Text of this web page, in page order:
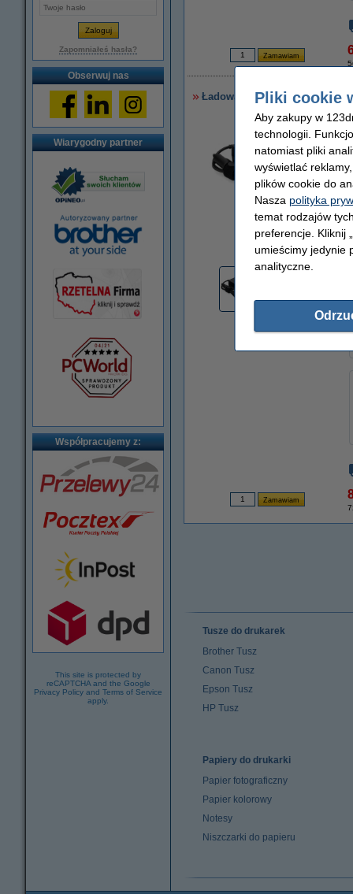
Zapomniałeś hasła?
Obserwuj nas
Wiarygodny partner
Współpracujemy z:
This site is protected by
reCAPTCHA and the Google
Privacy Policy and Terms of Service
apply.
Ładowarka do laptopa Asus
powiększ
Tusze do drukarek
Brother Tusz
Canon Tusz
Epson Tusz
HP Tusz
Papiery do drukarki
Papier fotograficzny
Papier kolorowy
Notesy
Niszczarki do papieru
Pliki cookie
Aby zakupy w
technologii.
natomiast pliki
wyświetlać
plików cookie do
Nasza polityka
temat rodzajów
preferencje. Kliknij
umieścimy jedynie
analityczne.